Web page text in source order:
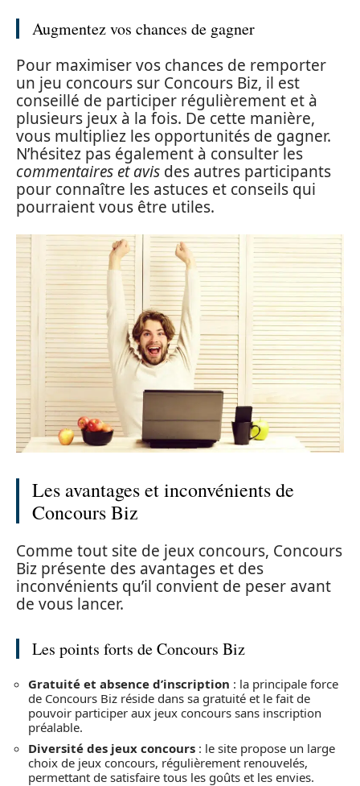
Augmentez vos chances de gagner
Pour maximiser vos chances de remporter
un jeu concours sur Concours Biz, il est
conseillé de participer régulièrement et à
plusieurs jeux à la fois. De cette manière,
vous multipliez les opportunités de gagner.
N’hésitez pas également à consulter les
commentaires et avis des autres participants
pour connaître les astuces et conseils qui
pourraient vous être utiles.
Les avantages et inconvénients de
Concours Biz
Comme tout site de jeux concours, Concours
Biz présente des avantages et des
inconvénients qu’il convient de peser avant
de vous lancer.
Les points forts de Concours Biz
Gratuité et absence d’inscription : la principale force
de Concours Biz réside dans sa gratuité et le fait de
pouvoir participer aux jeux concours sans inscription
préalable.
Diversité des jeux concours : le site propose un large
choix de jeux concours, régulièrement renouvelés,
permettant de satisfaire tous les goûts et les envies.